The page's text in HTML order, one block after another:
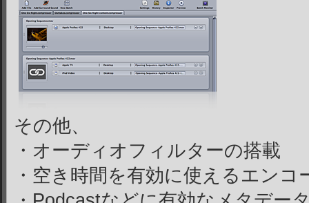
その他、
・オーディオフィルターの搭載
・空き時間を有効に使えるエンコ